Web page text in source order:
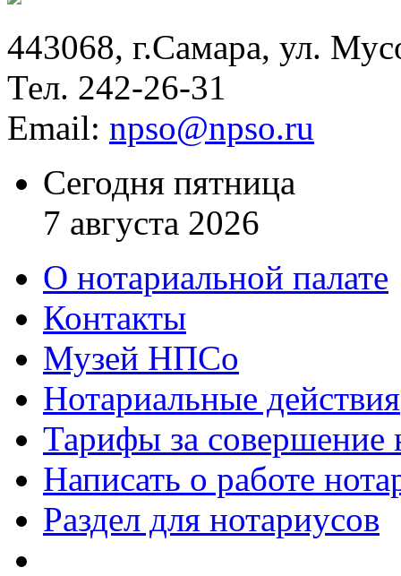
443068, г.Самара, ул.
Тел. 242-26-31
Email: npso@npso.ru
Сегодня пятница
7 августа 2026
О нотариальной палате
Контакты
Музей НПСо
Нотариальные действия
Тарифы за совершение
Написать о работе
Раздел для нотариусов